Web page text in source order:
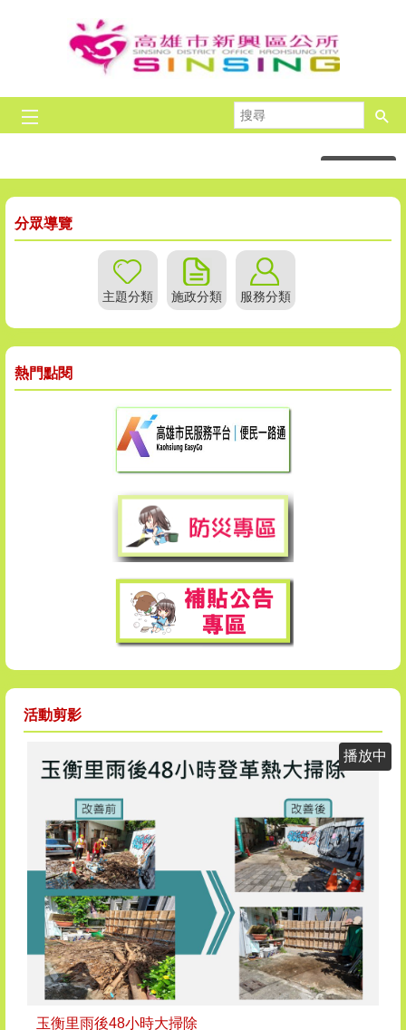
跳到主要內容區塊
尋
前
顯
示
圖
分眾導覽
主題分類 施政分類 服務分類
熱門點閱
播放中
活動剪影
玉衡里雨後48小時大掃除